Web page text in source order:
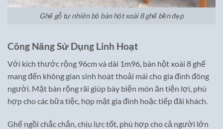
Ghế gỗ tự nhiên bộ bàn hột xoài 8 ghế bền đẹp
Công Năng Sử Dụng Linh Hoạt
Với kích thước rộng 96cm và dài 1m96, bàn hột xoài 8 ghế
mang đến không gian sinh hoạt thoải mái cho gia đình đông
người. Mặt bàn rộng rãi giúp bày biện món ăn tiện lợi, phù
hợp cho các bữa tiệc, họp mặt gia đình hoặc tiếp đãi khách.
Ghế ngồi chắc chắn, chịu lực tốt, phù hợp cho cả người lớn